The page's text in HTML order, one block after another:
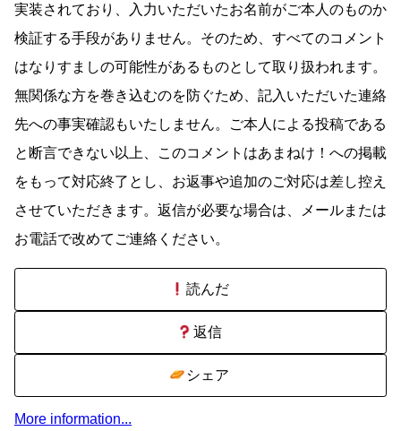
実装されており、入力いただいたお名前がご本人のものか
検証する手段がありません。そのため、すべてのコメント
はなりすましの可能性があるものとして取り扱われます。
無関係な方を巻き込むのを防ぐため、記入いただいた連絡
先への事実確認もいたしません。ご本人による投稿である
と断言できない以上、このコメントはあまねけ！への掲載
をもって対応終了とし、お返事や追加のご対応は差し控え
させていただきます。返信が必要な場合は、メールまたは
お電話で改めてご連絡ください。
読んだ
返信
シェア
More information...